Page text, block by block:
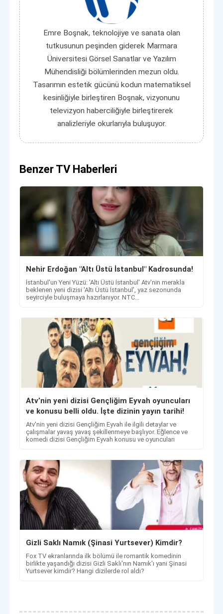
Emre Boşnak, teknolojiye ve sanata olan
tutkusunun peşinden giderek Marmara
Üniversitesi Görsel Sanatlar ve Yazılım
Mühendisliği bölümlerinden mezun oldu.
Tasarımın estetik gücünü kodun matematiksel
kesinliğiyle birleştiren Boşnak, vizyonunu
televizyon haberciliğiyle birleştirerek
analizleriyle okurlarıyla buluşuyor.
Benzer TV Haberleri
Nehir Erdoğan "Altı Üstü İstanbul" Kadrosunda!
İstanbul'un Yeni Yüzü: 'Altı Üstü İstanbul' Atv'nin merakla
beklenen yeni dizisi 'Altı Üstü İstanbul', yaz sezonunda
seyirciyle buluşmaya hazırlanıyor. NTC...
Atv’nin yeni dizisi Gençliğim Eyvah oyuncuları
ve konusu belli oldu. İşte dizinin yayın tarihi!
Atv'nin yeni dizisi Gençliğim Eyvah ile ilgili detaylar ve
çalışmalar yavaş yavaş şekillenmeye başlıyor. Eğlence ve
komedi dizisi Gençliğim Eyvah konusu ve oyuncuları
Gizli Saklı Namık (Şinasi Yurtsever) Kimdir?
Fox TV ekranlarında ilk bölümü ile romantik komedinin
birlikte yaşandığı dizisi Gizli Saklı'nın Namık'ı yani Şinasi
Yurtsever kimdir? Hangi dizilerde rol aldı?